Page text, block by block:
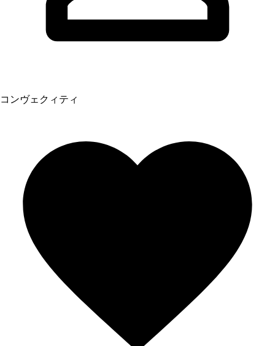
コンヴェクィティ